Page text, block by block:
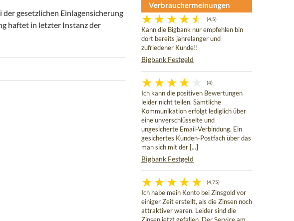
gesetzlichen Einlagensicherung
haftet in letzter Instanz der
Verbrauchermeinungen
(4,5)
Kann die Bigbank nur empfehlen bin
dort bereits jahrelanger und
zufriedener Kunde!!
Bigbank Festgeld
(4)
Ich kann die positiven Bewertungen
leider nicht teilen. Sämtliche
Kommunikation erfolgt lediglich über
eine unverschlüsselte und
ungesicherte Email-Verbindung. Ein
gesichertes Kunden-Postfach über das
man sich mit der [...]
Bigbank Festgeld
(4,75)
Ich habe mein Konto bei Zinsgold vor
einiger Zeit erstellt, als die Zinsen noch
attraktiver waren. Leider sind die